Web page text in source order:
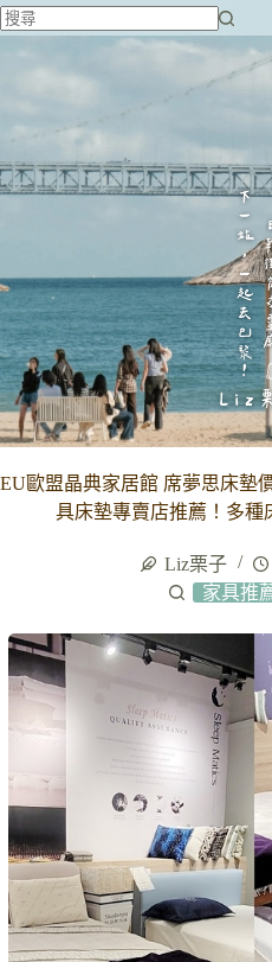
跳
容
EU歐盟晶典家居館 席夢思床墊
具床墊專賣店推薦！多種
Liz栗子
家具推